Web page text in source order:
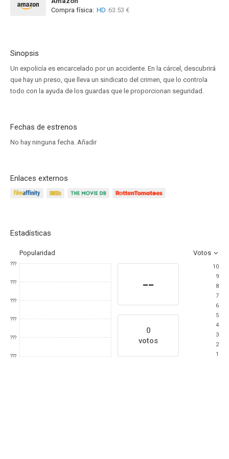
Compra física: HD 63.53 €
Sinopsis
Un expolicía es encarcelado por un accidente. En la cárcel, descubrirá
que hay un preso, que lleva un sindicato del crimen, que lo controla
todo con la ayuda de los guardas que le proporcionan seguridad.
Fechas de estrenos
No hay ninguna fecha. Añadir
Enlaces externos
Estadísticas
Popularidad Votos
???
???
???
???
???
???
--
0
votos
10
9
8
7
6
5
4
3
2
1